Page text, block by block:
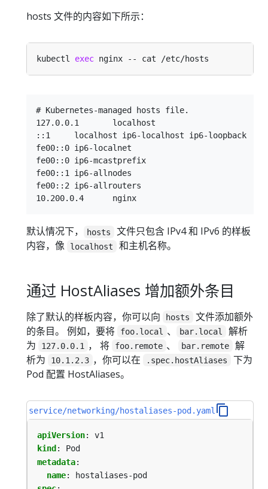
hosts 文件的内容如下所示：
kubectl exec
# Kubernetes-managed hosts file.
127.0.0.1	localhost
::1	localhost ip6-localhost ip6-loopback
fe00::0	ip6-localnet
fe00::0	ip6-mcastprefix
fe00::1	ip6-allnodes
fe00::2	ip6-allrouters
默认情况下， hosts
文件只包含 IPv4 和 IPv6 的样板
内容，像
localhost 和主机名称。
通过 HostAliases 增加额外条目
除了默认的样板内容，你可以向 hosts
文件添加额外
的条目。 例如，要将
foo.local 、 bar.local
解析
为
127.0.0.1 ， 将 foo.remote 、 bar.remote
解
析为
10.1.2.3 ，你可以在 .spec.hostAliases
下为
Pod 配置 HostAliases。
service/networking/hostaliases-pod.yaml
apiVersion:
v1
kind :
Pod
metadata:
name:
hostaliases-pod